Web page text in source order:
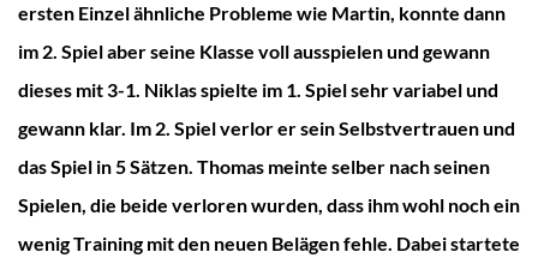
ersten Einzel ähnliche Probleme wie Martin, konnte dann
im 2. Spiel aber seine Klasse voll ausspielen und gewann
dieses mit 3-1. Niklas spielte im 1. Spiel sehr variabel und
gewann klar. Im 2. Spiel verlor er sein Selbstvertrauen und
das Spiel in 5 Sätzen. Thomas meinte selber nach seinen
Spielen, die beide verloren wurden, dass ihm wohl noch ein
wenig Training mit den neuen Belägen fehle. Dabei startete